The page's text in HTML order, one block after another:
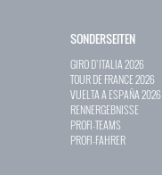
SONDERSEITEN
GIRO D`ITALIA 2026
TOUR DE FRANCE 2026
VUELTA A ESPAÑA 2026
RENNERGEBNISSE
PROFI-TEAMS
PROFI-FAHRER